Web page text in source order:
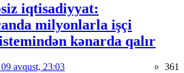
iqtisadiyyat:
milyonlarla işçi
kənarda qalır
09 avqust, 23:03 361